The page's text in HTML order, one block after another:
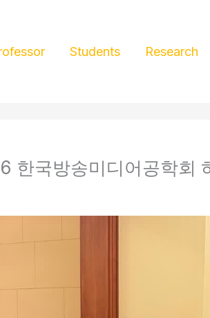
Students Research
한국방송미디어공학회